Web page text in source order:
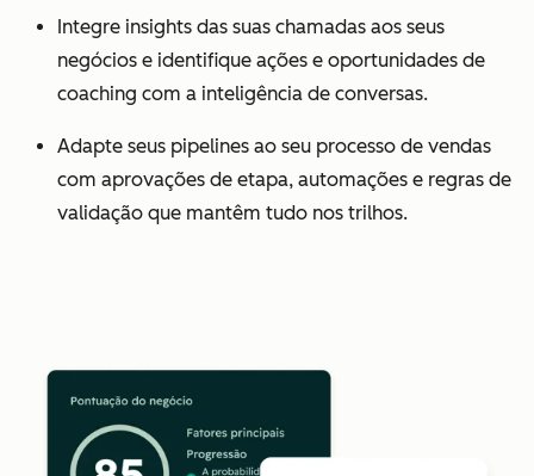
Integre insights das suas chamadas aos seus
negócios e identifique ações e oportunidades de
coaching com a inteligência de conversas.
Adapte seus pipelines ao seu processo de vendas
com aprovações de etapa, automações e regras de
validação que mantêm tudo nos trilhos.